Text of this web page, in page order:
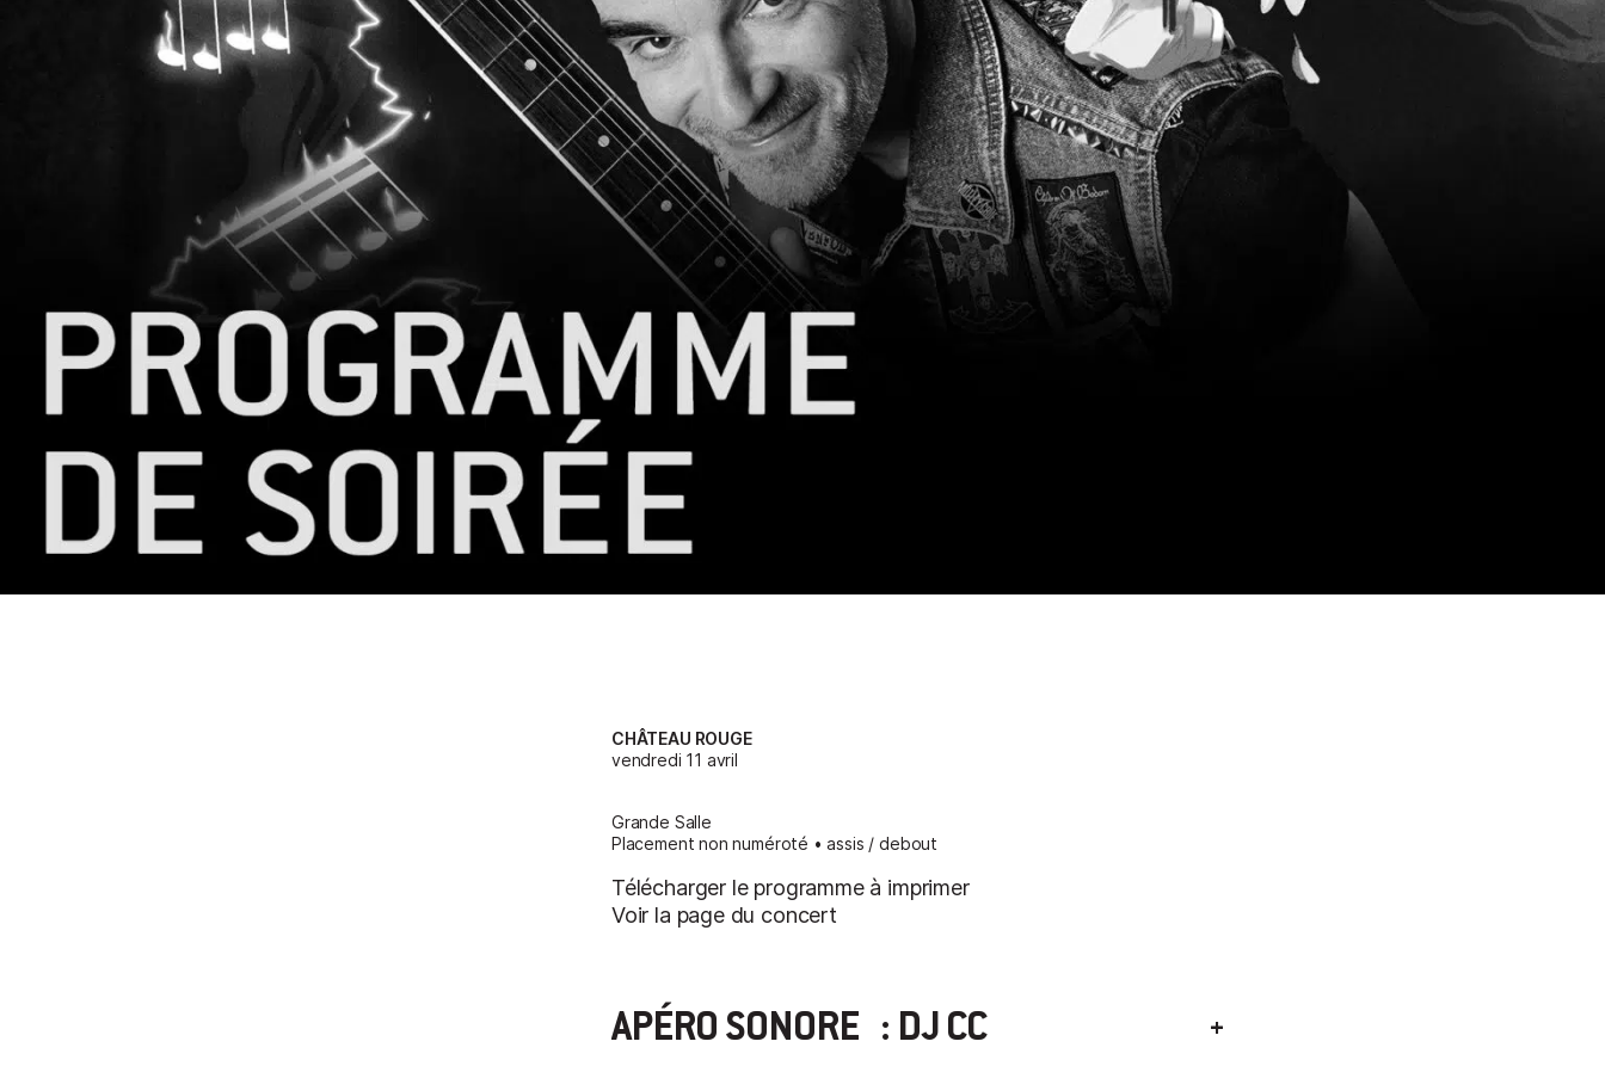
CHÂTEAU ROUGE
vendredi 11 avril
Grande Salle
Placement non numéroté • assis / debout
Télécharger le programme à imprimer
Voir la page du concert
APÉRO SONORE : DJ CC